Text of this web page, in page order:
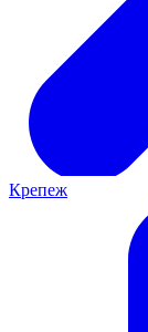
Крепеж